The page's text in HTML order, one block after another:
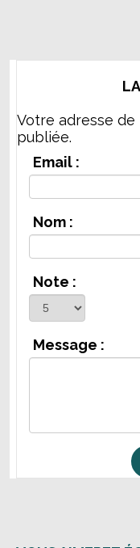
Votre adresse de
publiée.
Email :
Nom :
Note :
Message :